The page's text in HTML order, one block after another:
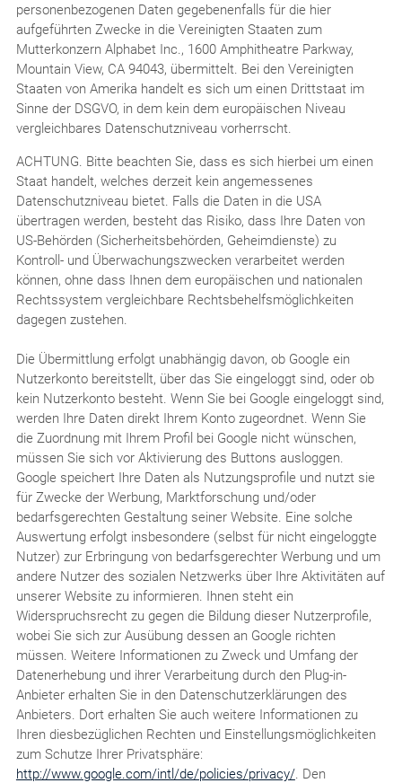
personenbezogenen Daten gegebenenfalls für die hier
aufgeführten Zwecke in die Vereinigten Staaten zum
Mutterkonzern Alphabet Inc., 1600 Amphitheatre Parkway,
Mountain View, CA 94043, übermittelt. Bei den Vereinigten
Staaten von Amerika handelt es sich um einen Drittstaat im
Sinne der DSGVO, in dem kein dem europäischen Niveau
vergleichbares Datenschutzniveau vorherrscht.
ACHTUNG. Bitte beachten Sie, dass es sich hierbei um einen
Staat handelt, welches derzeit kein angemessenes
Datenschutzniveau bietet. Falls die Daten in die USA
übertragen werden, besteht das Risiko, dass Ihre Daten von
US-Behörden (Sicherheitsbehörden, Geheimdienste) zu
Kontroll- und Überwachungszwecken verarbeitet werden
können, ohne dass Ihnen dem europäischen und nationalen
Rechtssystem vergleichbare Rechtsbehelfsmöglichkeiten
dagegen zustehen.
Die Übermittlung erfolgt unabhängig davon, ob Google ein
Nutzerkonto bereitstellt, über das Sie eingeloggt sind, oder ob
kein Nutzerkonto besteht. Wenn Sie bei Google eingeloggt sind,
werden Ihre Daten direkt Ihrem Konto zugeordnet. Wenn Sie
die Zuordnung mit Ihrem Profil bei Google nicht wünschen,
müssen Sie sich vor Aktivierung des Buttons ausloggen.
Google speichert Ihre Daten als Nutzungsprofile und nutzt sie
für Zwecke der Werbung, Marktforschung und/oder
bedarfsgerechten Gestaltung seiner Website. Eine solche
Auswertung erfolgt insbesondere (selbst für nicht eingeloggte
Nutzer) zur Erbringung von bedarfsgerechter Werbung und um
andere Nutzer des sozialen Netzwerks über Ihre Aktivitäten auf
unserer Website zu informieren. Ihnen steht ein
Widerspruchsrecht zu gegen die Bildung dieser Nutzerprofile,
wobei Sie sich zur Ausübung dessen an Google richten
müssen. Weitere Informationen zu Zweck und Umfang der
Datenerhebung und ihrer Verarbeitung durch den Plug-in-
Anbieter erhalten Sie in den Datenschutzerklärungen des
Anbieters. Dort erhalten Sie auch weitere Informationen zu
Ihren diesbezüglichen Rechten und Einstellungsmöglichkeiten
zum Schutze Ihrer Privatsphäre:
http://www.google.com/intl/de/policies/privacy/. Den